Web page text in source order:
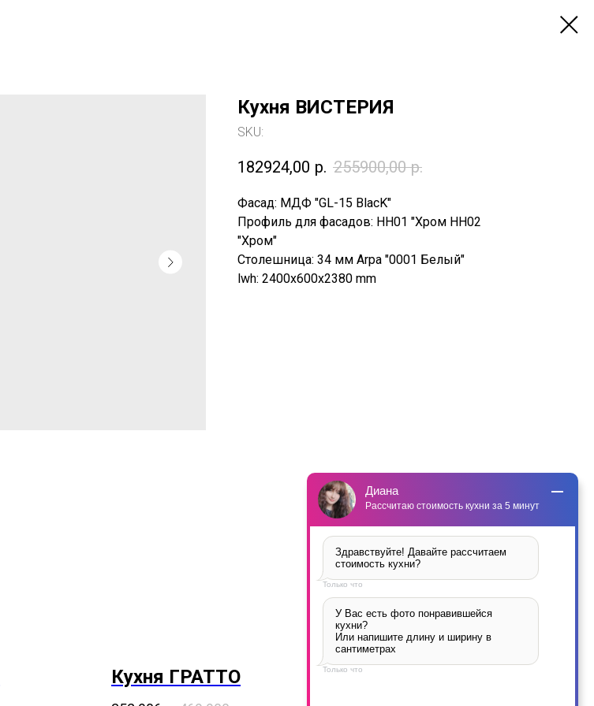
Кухня ВИСТЕРИЯ
SKU:
182924,00 р. 255900,00 р.
Фасад: МДФ "GL-15 BlacK"
Профиль для фасадов: НН01 "Хром НН02
"Хром"
Столешница: 34 мм Arpa "0001 Белый"
lwh: 2400x600x2380 mm
Кухня ГРАТТО Кухня БЛАНКА
Диана
Рассчитаю стоимость кухни за 5 минут
Здравствуйте! Давайте рассчитаем
стоимость кухни?
Только что
У Вас есть фото понравившейся
кухни?
Или напишите длину и ширину в
сантиметрах
Только что